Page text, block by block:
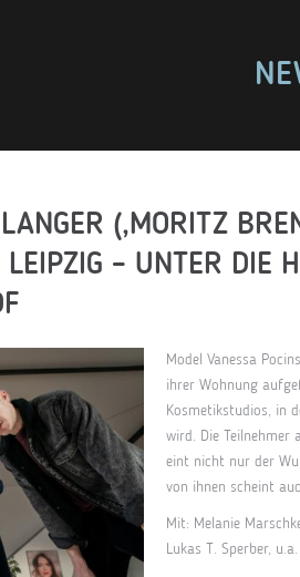
(‚MORITZ
LEIPZIG – UNTER
Model Vanessa
ihrer Wohnung
Kosmetikstudios, in
wird. Die Teilnehmer
eint nicht nur der
von ihnen scheint
Mit: Melanie
Lukas T. Sperber, u.a.